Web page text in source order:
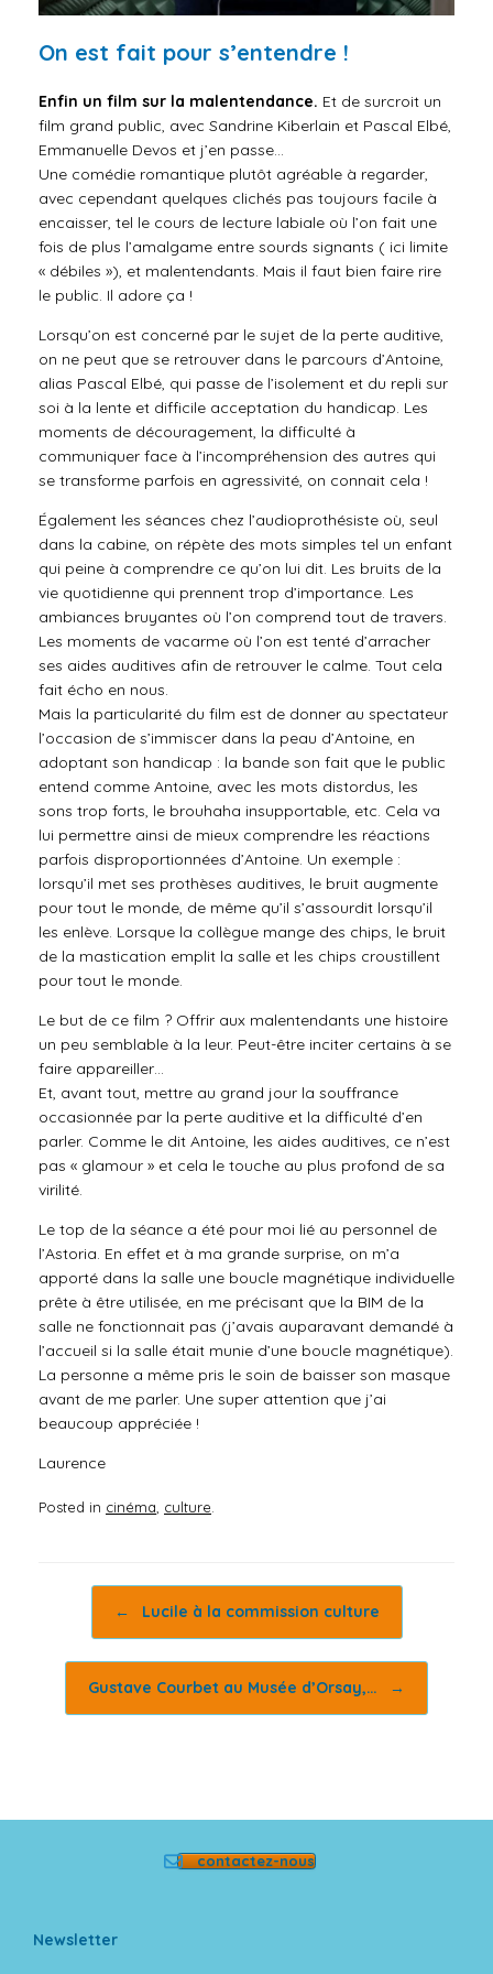
On est fait pour s’entendre !
Enfin un film sur la malentendance. Et de surcroit un
film grand public, avec Sandrine Kiberlain et Pascal Elbé,
Emmanuelle Devos et j’en passe…
Une comédie romantique plutôt agréable à regarder,
avec cependant quelques clichés pas toujours facile à
encaisser, tel le cours de lecture labiale où l’on fait une
fois de plus l’amalgame entre sourds signants ( ici limite
« débiles »), et malentendants. Mais il faut bien faire rire
le public. Il adore ça !
Lorsqu’on est concerné par le sujet de la perte auditive,
on ne peut que se retrouver dans le parcours d’Antoine,
alias Pascal Elbé, qui passe de l’isolement et du repli sur
soi à la lente et difficile acceptation du handicap. Les
moments de découragement, la difficulté à
communiquer face à l’incompréhension des autres qui
se transforme parfois en agressivité, on connait cela !
Également les séances chez l’audioprothésiste où, seul
dans la cabine, on répète des mots simples tel un enfant
qui peine à comprendre ce qu’on lui dit. Les bruits de la
vie quotidienne qui prennent trop d’importance. Les
ambiances bruyantes où l’on comprend tout de travers.
Les moments de vacarme où l’on est tenté d’arracher
ses aides auditives afin de retrouver le calme. Tout cela
fait écho en nous.
Mais la particularité du film est de donner au spectateur
l’occasion de s’immiscer dans la peau d’Antoine, en
adoptant son handicap : la bande son fait que le public
entend comme Antoine, avec les mots distordus, les
sons trop forts, le brouhaha insupportable, etc. Cela va
lui permettre ainsi de mieux comprendre les réactions
parfois disproportionnées d’Antoine. Un exemple :
lorsqu’il met ses prothèses auditives, le bruit augmente
pour tout le monde, de même qu’il s’assourdit lorsqu’il
les enlève. Lorsque la collègue mange des chips, le bruit
de la mastication emplit la salle et les chips croustillent
pour tout le monde.
Le but de ce film ? Offrir aux malentendants une histoire
un peu semblable à la leur. Peut-être inciter certains à se
faire appareiller…
Et, avant tout, mettre au grand jour la souffrance
occasionnée par la perte auditive et la difficulté d’en
parler. Comme le dit Antoine, les aides auditives, ce n’est
pas « glamour » et cela le touche au plus profond de sa
virilité.
Le top de la séance a été pour moi lié au personnel de
l’Astoria. En effet et à ma grande surprise, on m’a
apporté dans la salle une boucle magnétique individuelle
prête à être utilisée, en me précisant que la BIM de la
salle ne fonctionnait pas (j’avais auparavant demandé à
l’accueil si la salle était munie d’une boucle magnétique).
La personne a même pris le soin de baisser son masque
avant de me parler. Une super attention que j’ai
beaucoup appréciée !
Laurence
Posted in cinéma culture
← Lucile à la commission culture
Gustave Courbet au Musée d’Orsay,… →
contactez-nous
Newsletter